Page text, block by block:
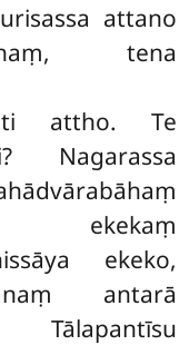
attano
tena
attho. Te
Nagarassa
ekekaṃ
ekeko,
antarā